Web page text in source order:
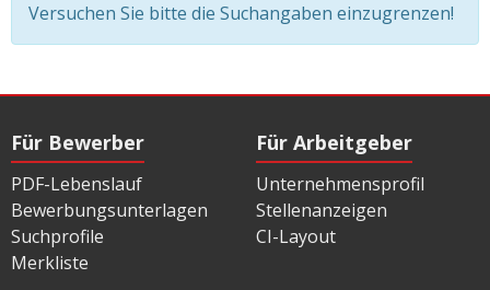
Versuchen Sie bitte die Suchangaben einzugrenzen!
Für Bewerber
PDF-Lebenslauf
Bewerbungsunterlagen
Suchprofile
Merkliste
Für Arbeitgeber
Unternehmensprofil
Stellenanzeigen
CI-Layout